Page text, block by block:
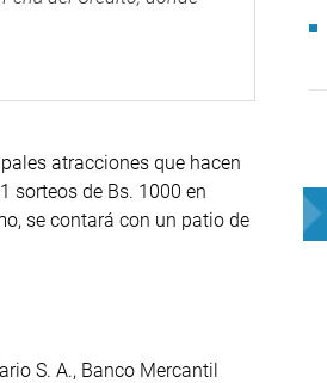
atracciones que hacen
sorteos de Bs. 1000 en
se contará con un patio de
S. A., Banco Mercantil